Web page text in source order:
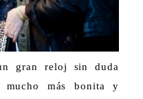
gran reloj sin duda
mucho más bonita y